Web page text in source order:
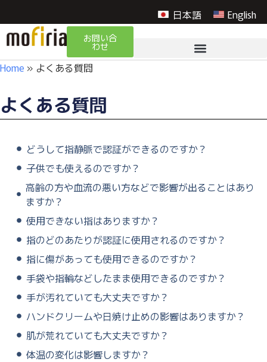
日本語 English
お問い合
わせ
Home » よくある質問
よくある質問
どうして指静脈で認証ができるのですか？
子供でも使えるのですか？
高齢の方や血流の悪い方などで影響が出ることはあり
ますか？
使用できない指はありますか？
指のどのあたりが認証に使用されるのですか？
指に傷があっても使用できるのですか？
手袋や指輪などしたまま使用できるのですか？
手が汚れていても大丈夫ですか？
ハンドクリームや日焼け止めの影響はありますか？
肌が荒れていても大丈夫ですか？
体温の変化は影響しますか？